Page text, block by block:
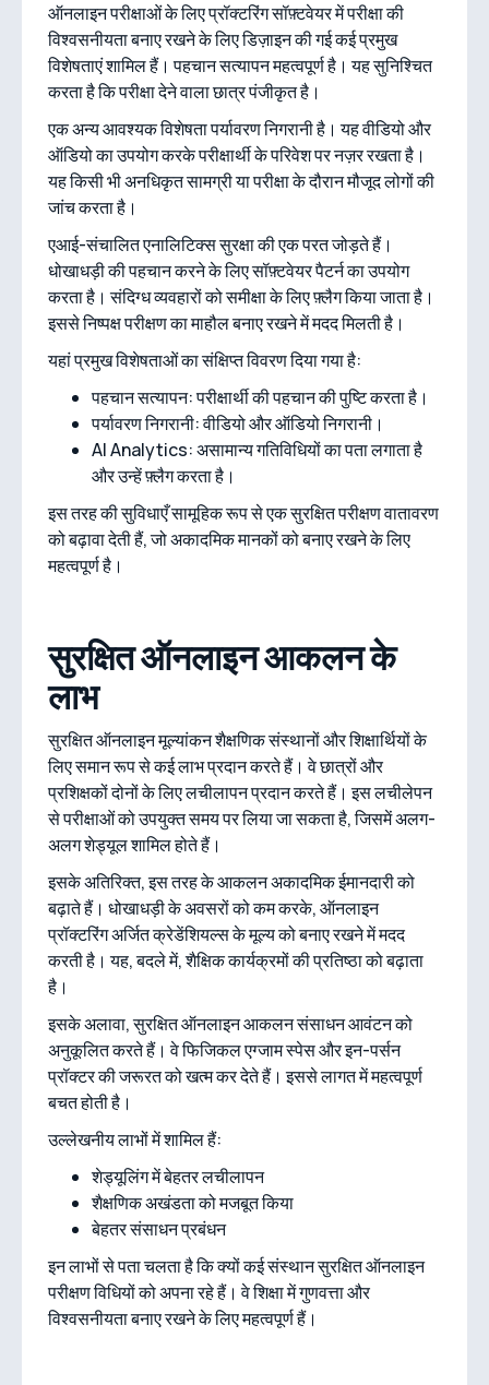
ऑनलाइन परीक्षाओं के लिए प्रॉक्टरिंग सॉफ़्टवेयर में परीक्षा की
विश्वसनीयता बनाए रखने के लिए डिज़ाइन की गई कई प्रमुख
विशेषताएं शामिल हैं। पहचान सत्यापन महत्वपूर्ण है। यह सुनिश्चित
करता है कि परीक्षा देने वाला छात्र पंजीकृत है।
एक अन्य आवश्यक विशेषता पर्यावरण निगरानी है। यह वीडियो और
ऑडियो का उपयोग करके परीक्षार्थी के परिवेश पर नज़र रखता है।
यह किसी भी अनधिकृत सामग्री या परीक्षा के दौरान मौजूद लोगों की
जांच करता है।
एआई-संचालित एनालिटिक्स सुरक्षा की एक परत जोड़ते हैं।
धोखाधड़ी की पहचान करने के लिए सॉफ़्टवेयर पैटर्न का उपयोग
करता है। संदिग्ध व्यवहारों को समीक्षा के लिए फ़्लैग किया जाता है।
इससे निष्पक्ष परीक्षण का माहौल बनाए रखने में मदद मिलती है।
यहां प्रमुख विशेषताओं का संक्षिप्त विवरण दिया गया है:
पहचान सत्यापन: परीक्षार्थी की पहचान की पुष्टि करता है।
पर्यावरण निगरानी: वीडियो और ऑडियो निगरानी।
AI Analytics: असामान्य गतिविधियों का पता लगाता है
और उन्हें फ़्लैग करता है।
इस तरह की सुविधाएँ सामूहिक रूप से एक सुरक्षित परीक्षण वातावरण
को बढ़ावा देती हैं, जो अकादमिक मानकों को बनाए रखने के लिए
महत्वपूर्ण है।
सुरक्षित ऑनलाइन आकलन के
लाभ
सुरक्षित ऑनलाइन मूल्यांकन शैक्षणिक संस्थानों और शिक्षार्थियों के
लिए समान रूप से कई लाभ प्रदान करते हैं। वे छात्रों और
प्रशिक्षकों दोनों के लिए लचीलापन प्रदान करते हैं। इस लचीलेपन
से परीक्षाओं को उपयुक्त समय पर लिया जा सकता है, जिसमें अलग-
अलग शेड्यूल शामिल होते हैं।
इसके अतिरिक्त, इस तरह के आकलन अकादमिक ईमानदारी को
बढ़ाते हैं। धोखाधड़ी के अवसरों को कम करके, ऑनलाइन
प्रॉक्टरिंग अर्जित क्रेडेंशियल्स के मूल्य को बनाए रखने में मदद
करती है। यह, बदले में, शैक्षिक कार्यक्रमों की प्रतिष्ठा को बढ़ाता
है।
इसके अलावा, सुरक्षित ऑनलाइन आकलन संसाधन आवंटन को
अनुकूलित करते हैं। वे फिजिकल एग्जाम स्पेस और इन-पर्सन
प्रॉक्टर की जरूरत को खत्म कर देते हैं। इससे लागत में महत्वपूर्ण
बचत होती है।
उल्लेखनीय लाभों में शामिल हैं:
शेड्यूलिंग में बेहतर लचीलापन
शैक्षणिक अखंडता को मजबूत किया
बेहतर संसाधन प्रबंधन
इन लाभों से पता चलता है कि क्यों कई संस्थान सुरक्षित ऑनलाइन
परीक्षण विधियों को अपना रहे हैं। वे शिक्षा में गुणवत्ता और
विश्वसनीयता बनाए रखने के लिए महत्वपूर्ण हैं।